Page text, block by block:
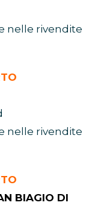
nelle rivendite
nelle rivendite
BIAGIO DI